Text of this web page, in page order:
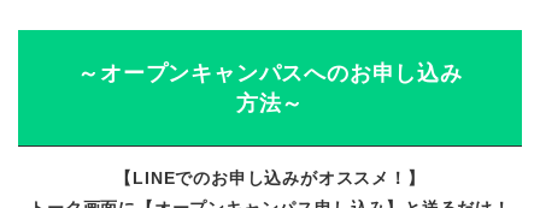
～オープンキャンパスへのお申し込み
方法～
【LINEでのお申し込みがオススメ！】